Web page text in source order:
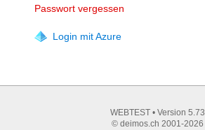
Passwort vergessen
Login mit Azure
WEBTEST • Version 5.73
© deimos.ch 2001-2026